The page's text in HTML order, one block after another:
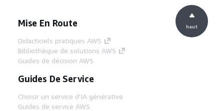
Mise En Route
Didacticiels pratiques AWS
Bibliothèque de solutions AWS
Guides de décision AWS
Guides De Service
Choisir un service d'IA générative
Guides de service AWS
haut